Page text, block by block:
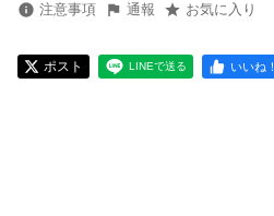
注意事項 通報 お気に入り
ポスト LINEで送る いいね！